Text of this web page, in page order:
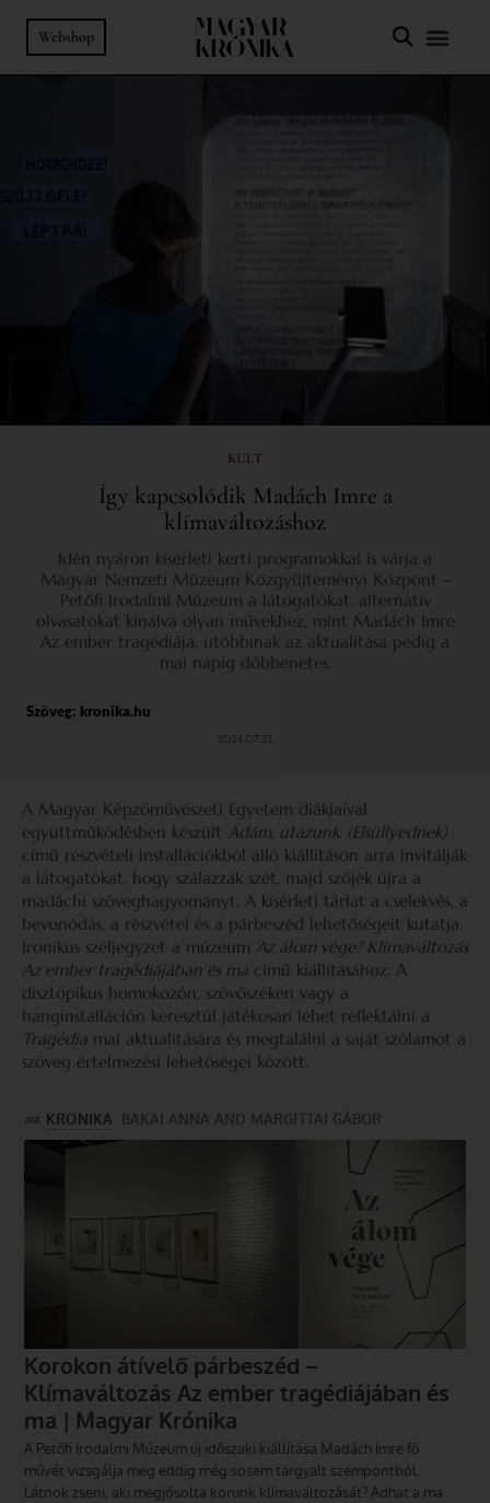
Webshop
KULT
Így kapcsolódik Madách Imre a
klímaváltozáshoz
Idén nyáron kísérleti kerti programokkal is várja a
Magyar Nemzeti Múzeum Közgyűjteményi Központ -
Petőfi Irodalmi Múzeum a látogatókat, alternatív
olvasatokat kínálva olyan művekhez, mint Madách Imre
Az ember tragédiája, utóbbinak az aktualitása pedig a
mai napig döbbenetes.
Szöveg: kronika.hu
2024.07.23.
A Magyar Képzőművészeti Egyetem diákjaival
együttműködésben készült Ádám, utazunk. (Elsüllyednek)
című részvételi installációkból álló kiállításon arra invitálják
a látogatókat, hogy szálazzák szét, majd szőjék újra a
madáchi szöveghagyományt. A kísérleti tárlat a cselekvés, a
bevonódás, a részvétel és a párbeszéd lehetőségeit kutatja.
Ironikus széljegyzet a múzeum Az álom vége? Klímaváltozás
Az ember tragédiájában és ma című kiállításához. A
disztópikus homokozón, szövőszéken vagy a
hanginstalláción keresztül játékosan lehet reflektálni a
Tragédia mai aktualitására és megtalálni a saját szólamot a
szöveg értelmezési lehetőségei között.